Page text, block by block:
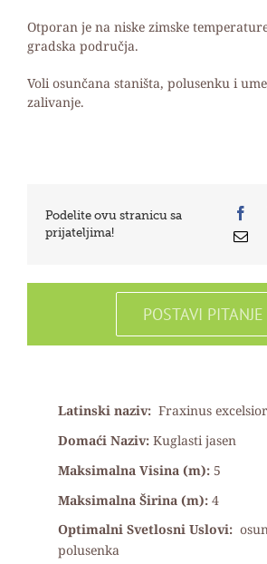
Otporan je na niske zimske
gradska područja.
Voli osunčana staništa, polusenku i
zalivanje.
Podelite ovu stranicu sa
prijateljima!
POSTAVI PITANJE
Latinski naziv: Fraxinus
Domaći Naziv: Kuglasti jasen
Maksimalna Visina (m): 5
Maksimalna Širina (m):4
Optimalni Svetlosni Uslovi:
polusenka